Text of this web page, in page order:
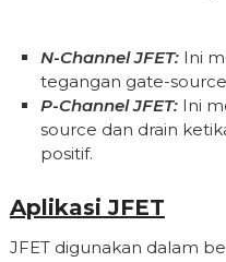
N-Channel JFET: Ini
tegangan gate-
P-Channel JFET: Ini
source dan drain
positif.
Aplikasi JFET
JFET digunakan dalam